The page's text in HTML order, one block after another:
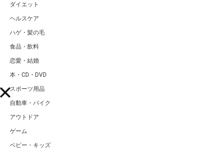
ダイエット
ヘルスケア
ハゲ・髪の毛
食品・飲料
恋愛・結婚
本・CD・DVD
スポーツ用品
自動車・バイク
アウトドア
ゲーム
ベビー・キッズ